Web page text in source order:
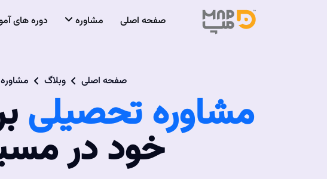
صفحه اصلی مشاوره دوره های
صفحه اصلی وبلاگ
مشاوره تحصیلی
خود در